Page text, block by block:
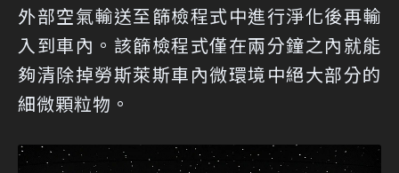
外部空氣輸送至篩檢程式中進行淨化後再輸
入到車內。該篩檢程式僅在兩分鐘之內就能
夠清除掉勞斯萊斯車內微環境中絕大部分的
細微顆粒物。